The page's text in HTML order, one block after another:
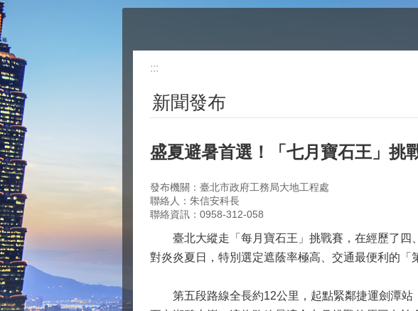
:::
新聞發布
盛夏避暑首選！「七月寶石王」挑
發布機關：臺北市政府工務局大地工程處
聯絡人：朱信安科長
聯絡資訊：0958-312-058
臺北大縱走「每月寶石王」挑戰賽，在經歷了四
對炎炎夏日，特別選定遮蔭率極高、交通最便利的「
第五段路線全長約12公里，起點緊鄰捷運劍潭站